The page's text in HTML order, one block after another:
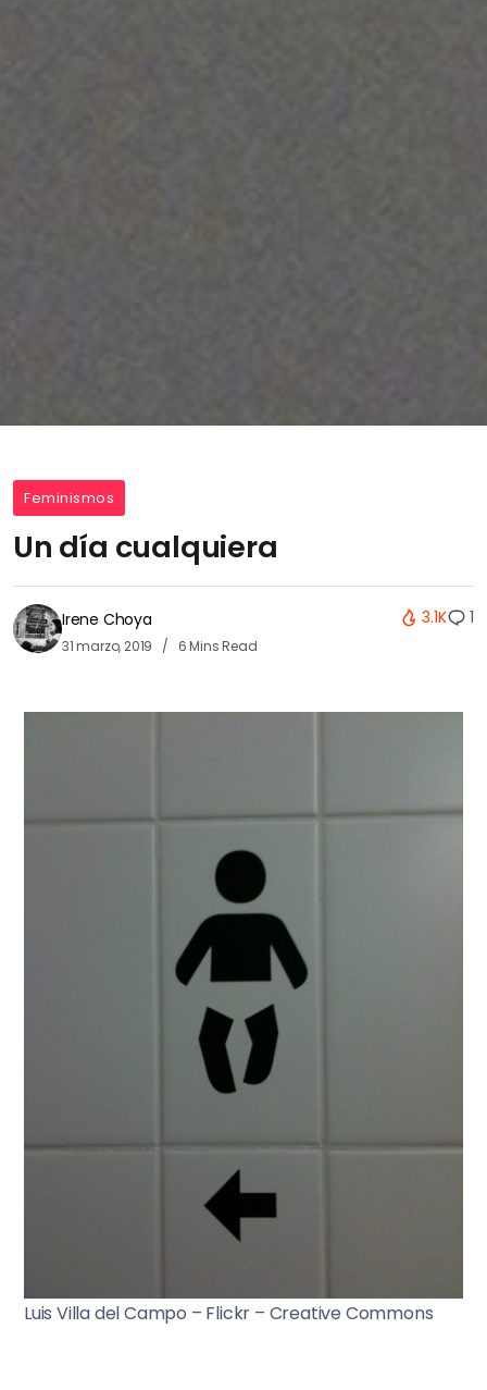
Feminismos
Un día cualquiera
Irene Choya
31 marzo, 2019 6 Mins Read
3.1K 1
Luis Villa del Campo – Flickr – Creative Commons